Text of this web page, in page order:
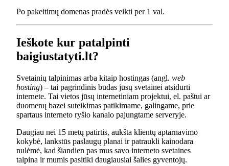
Po pakeitimų domenas pradės veikti per 1 val.
Ieškote kur patalpinti
baigiustatyti.lt?
Svetainių talpinimas arba kitaip hostingas (angl. web
hosting) – tai pagrindinis būdas jūsų svetainei atsidurti
internete. Tai vietos jūsų internetiniam projektui, el. paštui ar
duomenų bazei suteikimas patikimame, galingame, prie
spartaus interneto ryšio kanalo pajungtame serveryje.
Daugiau nei 15 metų patirtis, aukšta klientų aptarnavimo
kokybė, lankstūs paslaugų planai ir patraukli kainodara
nulėmė, kad šiandien pas mus savo interneto svetaines
talpina ir mumis pasitiki daugiausiai šalies gyventojų.